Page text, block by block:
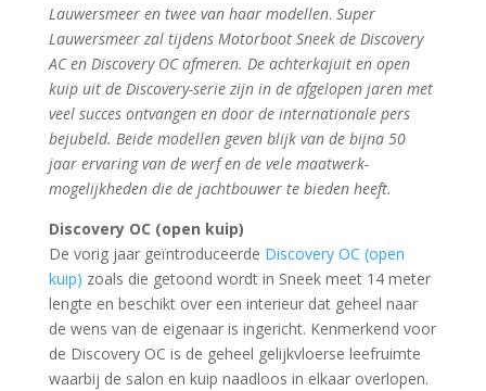
Lauwersmeer en twee van haar modellen. Super
Lauwersmeer zal tijdens Motorboot Sneek de Discovery
AC en Discovery OC afmeren. De achterkajuit en open
kuip uit de Discovery-serie zijn in de afgelopen jaren met
veel succes ontvangen en door de internationale pers
bejubeld. Beide modellen geven blijk van de bijna 50
jaar ervaring van de werf en de vele maatwerk-
mogelijkheden die de jachtbouwer te bieden heeft.
Discovery OC (open kuip)
De vorig jaar geïntroduceerde Discovery OC (open
kuip) zoals die getoond wordt in Sneek meet 14 meter
lengte en beschikt over een interieur dat geheel naar
de wens van de eigenaar is ingericht. Kenmerkend voor
de Discovery OC is de geheel gelijkvloerse leefruimte
waarbij de salon en kuip naadloos in elkaar overlopen.